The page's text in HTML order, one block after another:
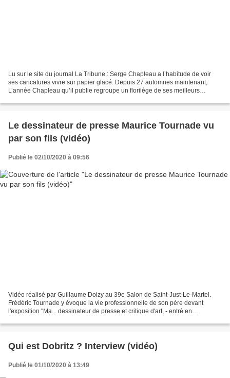
Lu sur le site du journal La Tribune : Serge Chapleau a l’habitude de voir
ses caricatures vivre sur papier glacé. Depuis 27 automnes maintenant,
L’année Chapleau qu’il publie regroupe un florilège de ses meilleurs
Le dessinateur de presse Maurice Tournade vu
par son fils (vidéo)
Publié le 02/10/2020 à 09:56
Vidéo réalisé par Guillaume Doizy au 39e Salon de Saint-Just-Le-Martel.
Frédéric Tournade y évoque la vie professionnelle de son père devant
l'exposition "Ma... dessinateur de presse et critique d'art, - entré en
Qui est Dobritz ? Interview (vidéo)
Publié le 01/10/2020 à 13:49